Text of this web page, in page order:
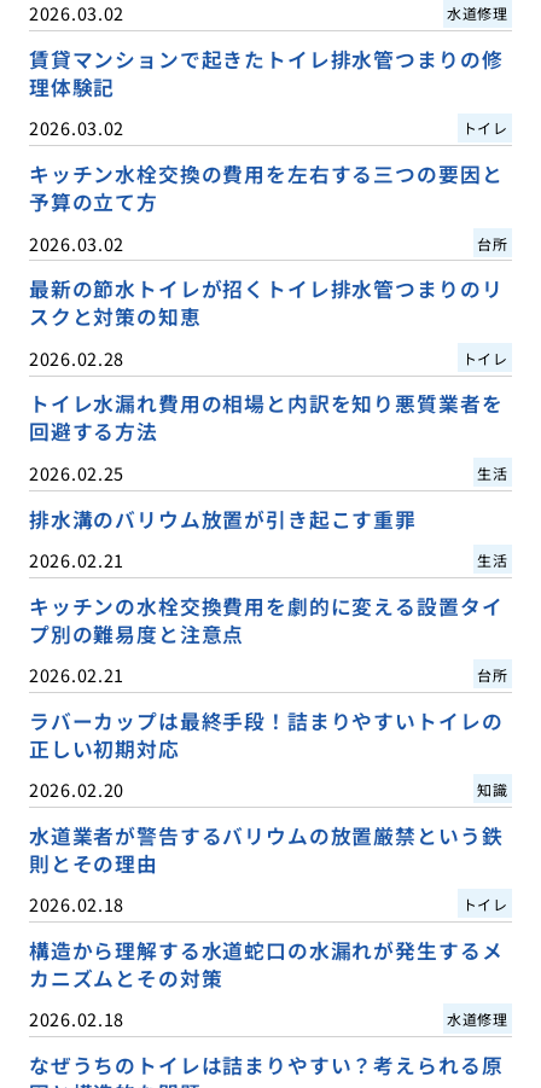
2026.03.02 水道修理
賃貸マンションで起きたトイレ排水管つまりの修
理体験記
2026.03.02 トイレ
キッチン水栓交換の費用を左右する三つの要因と
予算の立て方
2026.03.02 台所
最新の節水トイレが招くトイレ排水管つまりのリ
スクと対策の知恵
2026.02.28 トイレ
トイレ水漏れ費用の相場と内訳を知り悪質業者を
回避する方法
2026.02.25 生活
排水溝のバリウム放置が引き起こす重罪
2026.02.21 生活
キッチンの水栓交換費用を劇的に変える設置タイ
プ別の難易度と注意点
2026.02.21 台所
ラバーカップは最終手段！詰まりやすいトイレの
正しい初期対応
2026.02.20 知識
水道業者が警告するバリウムの放置厳禁という鉄
則とその理由
2026.02.18 トイレ
構造から理解する水道蛇口の水漏れが発生するメ
カニズムとその対策
2026.02.18 水道修理
なぜうちのトイレは詰まりやすい？考えられる原